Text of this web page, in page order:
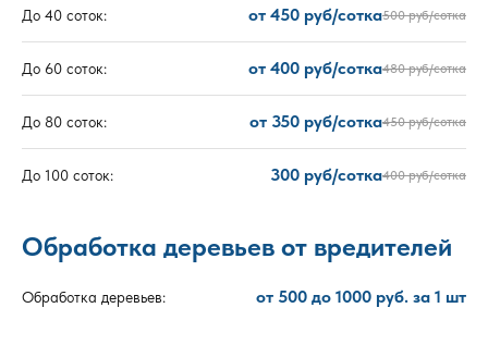
До 40 соток: от 450 руб/сотка500 руб/сотка
До 60 соток: от 400 руб/сотка480 руб/сотка
До 80 соток: от 350 руб/сотка450 руб/сотка
До 100 соток: 300 руб/сотка400 руб/сотка
Обработка деревьев от вредителей
Обработка деревьев: от 500 до 1000 руб. за 1 шт